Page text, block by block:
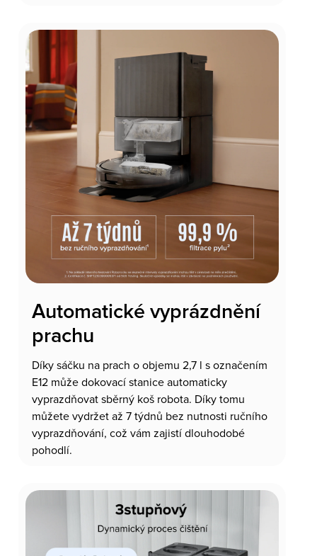
Automatické vyprázdnění
prachu
Díky sáčku na prach o objemu 2,7 l s označením
E12 může dokovací stanice automaticky
vyprazdňovat sběrný koš robota. Díky tomu
můžete vydržet až 7 týdnů bez nutnosti ručního
vyprazdňování, což vám zajistí dlouhodobé
pohodlí.